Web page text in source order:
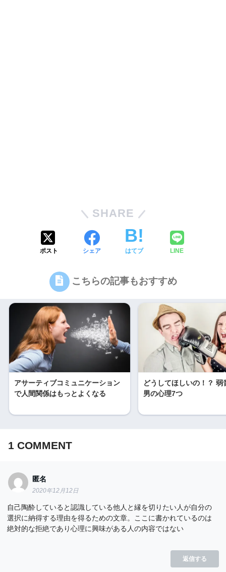
SHARE
ポスト シェア はてブ LINE
こちらの記事もおすすめ
アサーティブコミュニケーション
で人間関係はもっとよくなる
どうしてほしいの！？ 弱
男の心理7つ
1 COMMENT
匿名
2020年12月12日
自己陶酔していると認識している他人と縁を切りたい人が自分の
選択に納得する理由を得るための文章。ここに書かれているのは
絶対的な拒絶であり心理に興味がある人の内容ではない
返信する